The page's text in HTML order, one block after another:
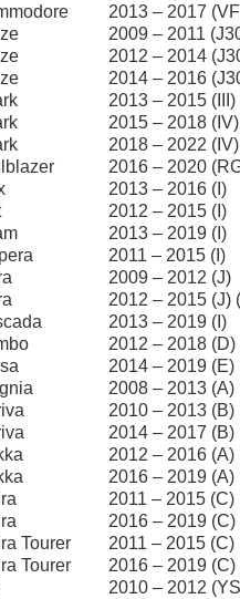
2013 – 2017
2009 – 2011
2012 – 2014
2014 – 2016
2013 – 2015
2015 – 2018 (IV)
2018 – 2022
2016 – 2020
2013 – 2016 (I)
2012 – 2015 (I)
2013 – 2019 (I)
2011 – 2015 (I)
2009 – 2012 (J)
2012 – 2015 (J)
2013 – 2019 (I)
2012 – 2018 (D)
2014 – 2019 (E)
2008 – 2013 (A)
2010 – 2013 (B)
2014 – 2017 (B)
2012 – 2016 (A)
2016 – 2019 (A)
2011 – 2015 (C)
2016 – 2019
Tourer
2011 – 2015 (C)
Tourer
2016 – 2019
2010 – 2012